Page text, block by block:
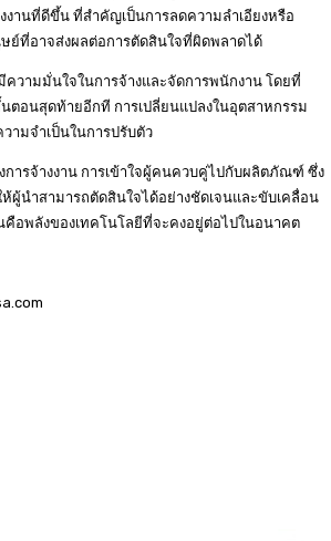
งานที่ดีขึ้น ที่สำคัญเป็นการลดความลำเอียงหรือ
ย์ที่อาจส่งผลต่อการตัดสินใจที่ผิดพลาดได้
ความมั่นใจในการจ้างและจัดการพนักงาน โดยที่
ตอนสุดท้ายอีกที การเปลี่ยนแปลงในอุตสาหกรรม
วามจำเป็นในการปรับตัว
การจ้างงาน การเข้าใจผู้คนควบคู่ไปกับผลิตภัณฑ์ ซึ่ง
ผู้นำสามารถตัดสินใจได้อย่างชัดเจนและขับเคลื่อน
อพลังของเทคโนโลยีที่จะคงอยู่ต่อไปในอนาคต